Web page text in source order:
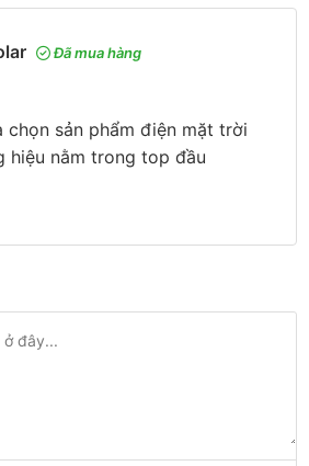
Đã mua hàng
chọn sản phẩm điện mặt trời
hiệu nằm trong top đầu